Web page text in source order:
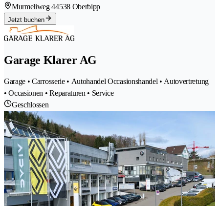
Murmeliweg 44538 Oberbipp
Jetzt buchen
Garage Klarer AG
Garage • Carrosserie • Autohandel Occasionshandel • Autovertretung
• Occasionen • Reparaturen • Service
Geschlossen